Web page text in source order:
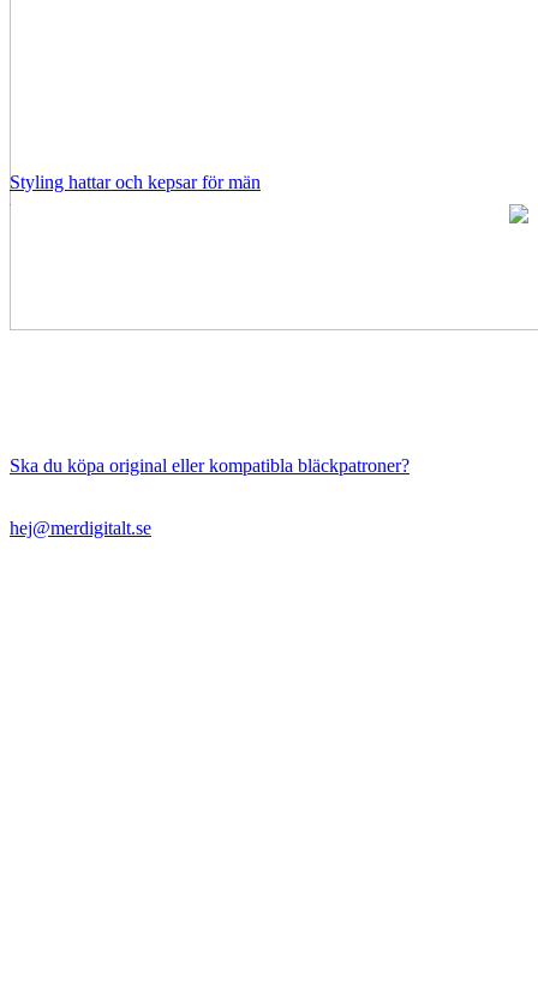
Styling hattar och kepsar för män
Ska du köpa original eller kompatibla bläckpatroner?
hej@merdigitalt.se